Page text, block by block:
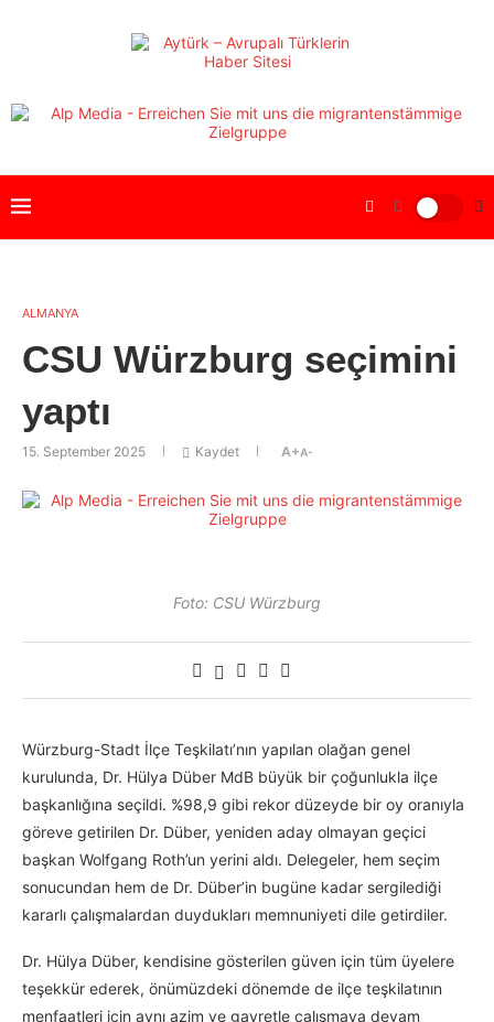
ALMANYA
CSU Würzburg seçimini
yaptı
15. September 2025 Kaydet A+A-
Foto: CSU Würzburg
Würzburg-Stadt İlçe Teşkilatı’nın yapılan olağan genel
kurulunda, Dr. Hülya Düber MdB büyük bir çoğunlukla ilçe
başkanlığına seçildi. %98,9 gibi rekor düzeyde bir oy oranıyla
göreve getirilen Dr. Düber, yeniden aday olmayan geçici
başkan Wolfgang Roth’un yerini aldı. Delegeler, hem seçim
sonucundan hem de Dr. Düber’in bugüne kadar sergilediği
kararlı çalışmalardan duydukları memnuniyeti dile getirdiler.
Dr. Hülya Düber, kendisine gösterilen güven için tüm üyelere
teşekkür ederek, önümüzdeki dönemde de ilçe teşkilatının
menfaatleri için aynı azim ve gayretle çalışmaya devam